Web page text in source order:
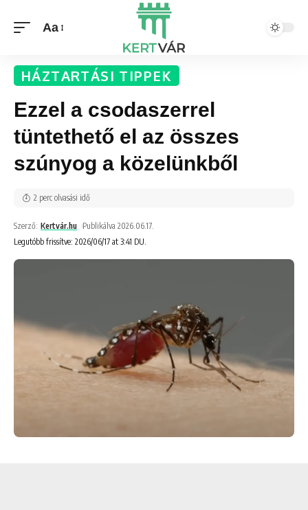
Aa
HÁZTARTÁSI TIPPEK
Ezzel a csodaszerrel
tüntethető el az összes
szúnyog a közelünkből
Legutóbb frissítve: 2026/06/17 at 3:41 DU.
Szerző: Kertvár.hu Publikálva 2026.06.17.
2 perc olvasási idő